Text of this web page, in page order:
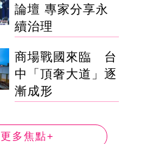
論壇 專家分享永
續治理
商場戰國來臨 台
中「頂奢大道」逐
漸成形
更多焦點+